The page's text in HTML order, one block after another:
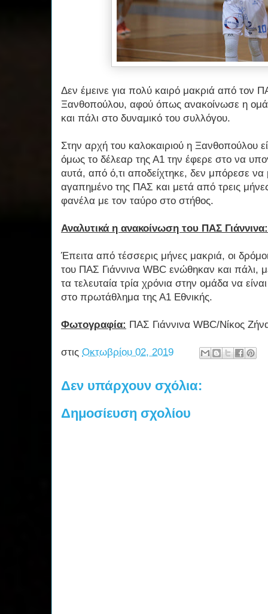
Δεν έμεινε για πολύ καιρό μακριά από τον
Ξανθοπούλου, αφού όπως ανακοίνωσε η
και πάλι στο δυναμικό του συλλόγου.
Στην αρχή του καλοκαιριού η Ξανθοπούλου
όμως το δέλεαρ της Α1 την έφερε στο να
αυτά, από ό,τι αποδείχτηκε, δεν μπόρεσε να
αγαπημένο της ΠΑΣ και μετά από τρεις
φανέλα με τον ταύρο στο στήθος.
Αναλυτικά η ανακοίνωση του ΠΑΣ Γιάννινα:
Έπειτα από τέσσερις μήνες μακριά, οι
του ΠΑΣ Γιάννινα WBC ενώθηκαν και πάλι,
τα τελευταία τρία χρόνια στην ομάδα να
στο πρωτάθλημα της Α1 Εθνικής.
Φωτογραφία: ΠΑΣ Γιάννινα WBC/Νίκος
στις Οκτωβρίου 02, 2019
Δεν υπάρχουν σχόλια:
Δημοσίευση σχολίου